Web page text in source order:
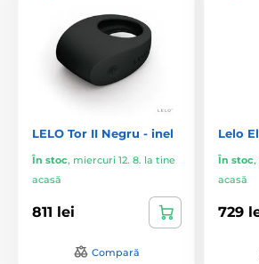
LELO Tor II Negru - inel
În stoc, miercuri 12. 8. la tine
acasă
811 lei
Compară
Lelo
În stoc,
acasă
729